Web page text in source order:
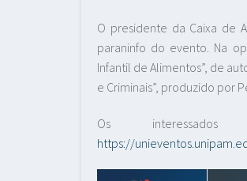
O presidente da Caixa de
paraninfo do evento. Na
Infantil de Alimentos”, de
e Criminais”, produzido por
Os
https://